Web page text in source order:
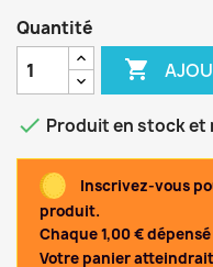
Quantité

 Produit en stock et
Inscrivez-vous
produit.
Chaque 1,00 €
Votre panier